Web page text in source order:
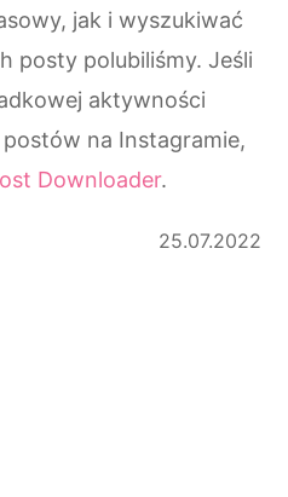
jak i wyszukiwać
posty polubiliśmy. Jeśli
aktywności
na Instagramie,
Downloader.
25.07.2022